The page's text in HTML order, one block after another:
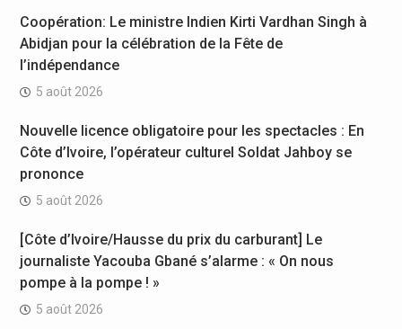
Coopération: Le ministre Indien Kirti Vardhan Singh à
Abidjan pour la célébration de la Fête de
l’indépendance
5 août 2026
Nouvelle licence obligatoire pour les spectacles : En
Côte d’Ivoire, l’opérateur culturel Soldat Jahboy se
prononce
5 août 2026
[Côte d’Ivoire/Hausse du prix du carburant] Le
journaliste Yacouba Gbané s’alarme : « On nous
pompe à la pompe ! »
5 août 2026